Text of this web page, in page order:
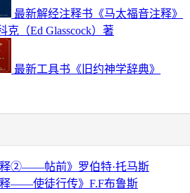
最新解经注释书《马太福音注释》
克（Ed Glasscock）著
最新工具书《旧约神学辞典》
释②——帖前》罗伯特·托马斯
释——使徒行传》F.F布鲁斯